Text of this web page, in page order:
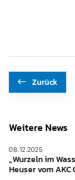
Zurück
Weitere News
08.12.2025
„Wurzeln im
Heuser vom